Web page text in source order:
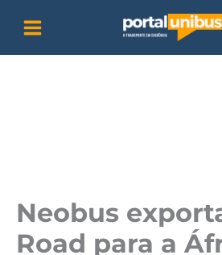
para
o
Neobus
Road para a
a
r